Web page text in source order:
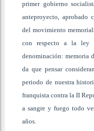
primer gobierno
anteproyecto, aprobado
del movimiento
con respecto a la ley
denominación: memoria
da que pensar
periodo de nuestra
franquista contra la II
a sangre y fuego todo
años.